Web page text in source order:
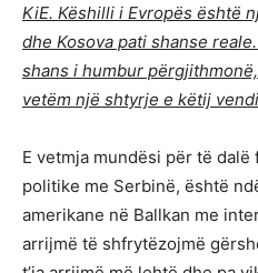
KiE. Këshilli i Evropës është
dhe Kosova pati shanse
shans i humbur
vetëm një shtyrje e këtij
E vetmja mundësi për të
politike me Serbinë, është
amerikane në Ballkan me
arrijmë të shfrytëzojmë